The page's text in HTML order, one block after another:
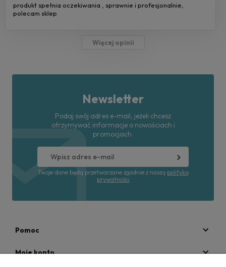
produkt spełnia oczekiwania , sprawnie i profesjonalnie,
polecam sklep
Więcej opinii
Newsletter
Podaj swój adres e-mail, jeżeli chcesz
otrzymywać informacje o nowościach i
promocjach.
Twoje dane będą przetwarzane zgodnie z naszą polityką
prywatności
Pomoc
Moje konto